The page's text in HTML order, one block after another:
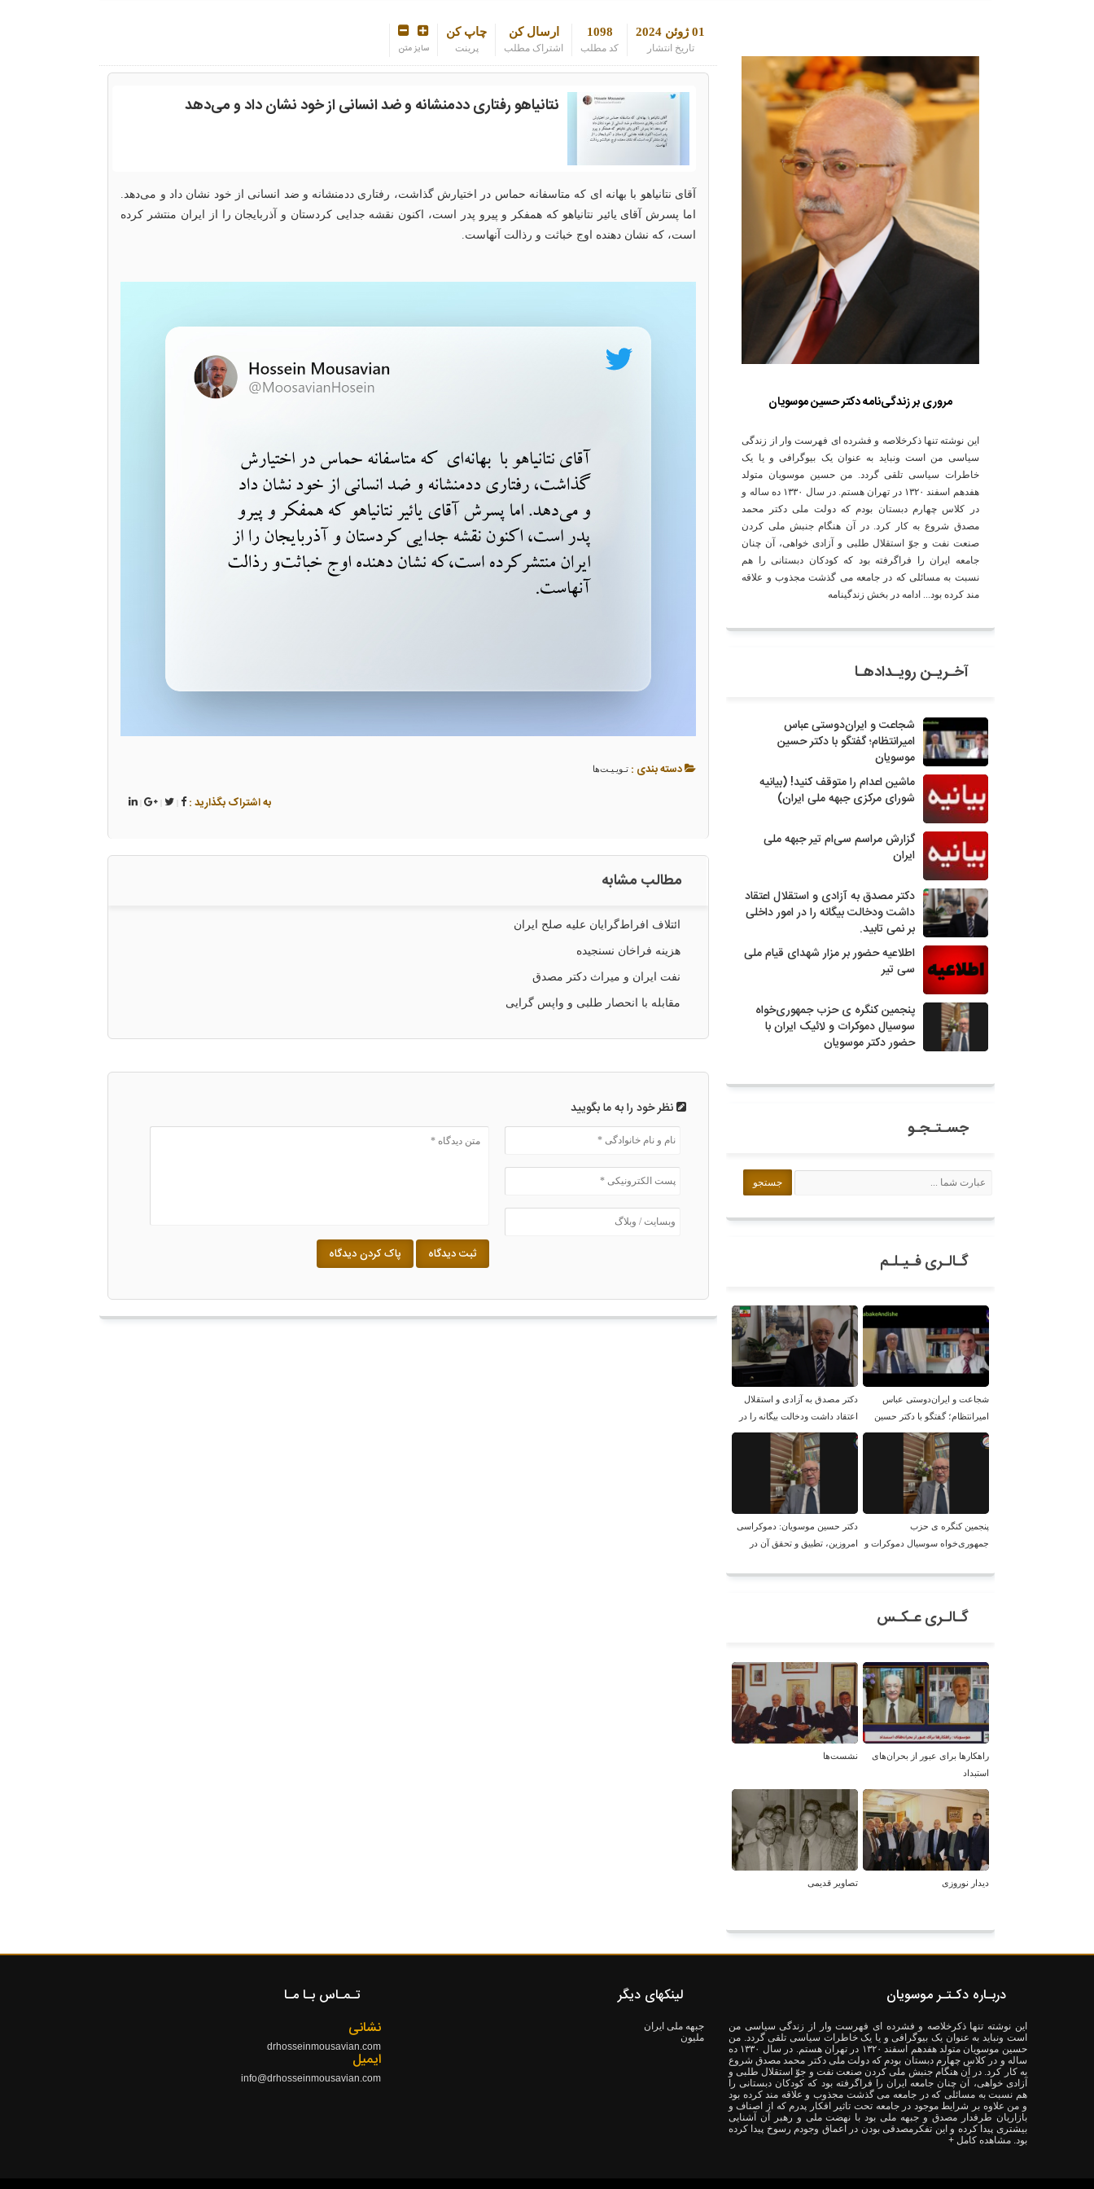
01 ژوئن 2024
تاریخ انتشار
1098
کد مطلب
ارسال کن
اشتراک مطلب
چاپ کن
پرینت سایز متن
نتانیاهو رفتاری ددمنشانه و ضد انسانی از خود نشان داد و می‌دهد
آقای نتانیاهو با بهانه ای که متاسفانه حماس در اختیارش گذاشت، رفتاری ددمنشانه و ضد انسانی از خود نشان داد و می‌دهد.
اما پسرش آقای یائیر نتانیاهو که همفکر و پیرو پدر است، اکنون نقشه جدایی کردستان و آذربایجان را از ایران منتشر کرده
است، که نشان دهنده اوج خباثت و رذالت آنهاست‌.
دسته بندی :تـویـیـت‌ها
به اشتراک بگذارید : |
مطالب مشابه
ائتلاف افراط‌گرایان علیه صلح ایران
هزینه فراخان نسنجیده
نفت ایران و میراث دکتر مصدق
مقابله با انحصار طلبی و واپس گرایی
نظر خود را به ما بگویید
مروری بر زندگی‌نامه دکتر حسین موسویان
این نوشته تنها ذکرخلاصه و فشرده ای فهرست وار از زندگی
سیاسی من است ونباید به عنوان یک بیوگرافی و یا یک
خاطرات سیاسی تلقی گردد. من حسین موسویان متولد
هفدهم اسفند ۱۳۲۰ در تهران هستم. در سال ۱۳۳۰ ده ساله و
در کلاس چهارم دبستان بودم که دولت ملی دکتر محمد
مصدق شروع به کار کرد. در آن هنگام جنبش ملی کردن
صنعت نفت و جوّ استقلال طلبی و آزادی خواهی، آن چنان
جامعه ایران را فراگرفته بود که کودکان دبستانی را هم
نسبت به مسائلی که در جامعه می گذشت مجذوب و علاقه
مند کرده بود... ادامه در بخش زندگینامه
آخـریـن رویـدادهـا
شجاعت و ایران‌دوستی عباس
امیرانتظام؛ گفتگو با دکتر حسین
موسویان
ماشین اعدام را متوقف کنید! (بیانیه
شورای مرکزی جبهه ملی ایران)
گزارش مراسم سی‌ام تیر جبهه ملی
ایران
دکتر مصدق به آزادی و استقلال اعتقاد
داشت ودخالت بیگانه را در امور داخلی
بر نمی تابید.
اطلاعیه حضور بر مزار شهدای قیام ملی
سی تیر
پنجمین کنگره ی حزب جمهوری‌خواه
سوسیال دموکرات و لائیک ایران با
حضور دکتر موسویان
جسـتـجـو
گـالـری فـیـلـم
شجاعت و ایران‌دوستی عباس
امیرانتظام؛ گفتگو با دکتر حسین
موسویان
دکتر مصدق به آزادی و استقلال
اعتقاد داشت ودخالت بیگانه را در
امور داخلی بر نمی تابید.
پنجمین کنگره ی حزب
جمهوری‌خواه سوسیال دموکرات و
دکتر حسین موسویان: دموکراسی
امروزین، تطبیق و تحقق آن در
گـالـری عـکـس
راهکارها برای عبور از بحران‌های
استبداد
نشست‌ها
دیدار نوروزی تصاویر قدیمی
دربـاره دکـتـر موسویان
این نوشته تنها ذکرخلاصه و فشرده ای فهرست وار از زندگی سیاسی من
است ونباید به عنوان یک بیوگرافی و یا یک خاطرات سیاسی تلقی گردد. من
حسین موسویان متولد هفدهم اسفند ۱۳۲۰ در تهران هستم. در سال ۱۳۳۰ ده
ساله و در کلاس چهارم دبستان بودم که دولت ملی دکتر محمد مصدق شروع
به کار کرد. در آن هنگام جنبش ملی کردن صنعت نفت و جوّ استقلال طلبی و
آزادی خواهی، آن چنان جامعه ایران را فراگرفته بود که کودکان دبستانی را
هم نسبت به مسائلی که در جامعه می گذشت مجذوب و علاقه مند کرده بود
و من علاوه بر شرایط موجود در جامعه تحت تاثیر افکار پدرم که از اصناف و
بازاریان طرفدار مصدق و جبهه ملی بود با نهضت ملی و رهبر آن آشنایی
بیشتری پیدا کرده و این تفکرمصدقی بودن در اعماق وجودم رسوخ پیدا کرده
بود. مشاهده کامل +
لینکهای دیگر
جبهه ملی ایران
ملیون
تـمـاس بـا مـا
نشانی
drhosseinmousavian.com
ایمیل
info@drhosseinmousavian.com